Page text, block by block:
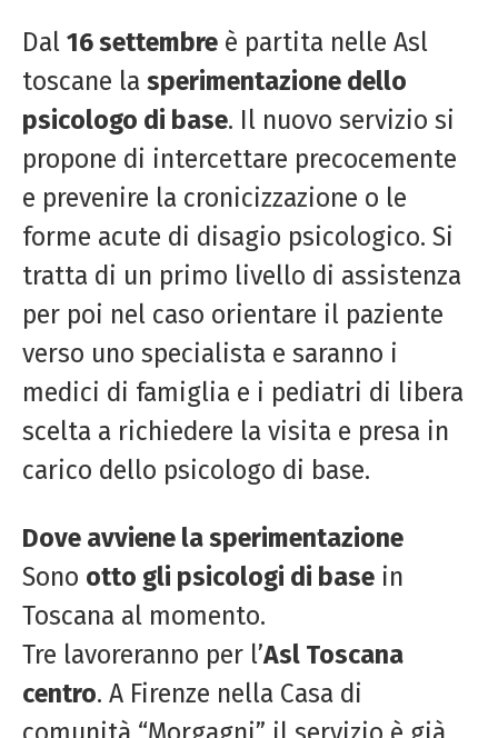
Dal 16 settembre è partita nelle Asl
toscane la sperimentazione dello
psicologo di base. Il nuovo servizio si
propone di intercettare precocemente
e prevenire la cronicizzazione o le
forme acute di disagio psicologico. Si
tratta di un primo livello di assistenza
per poi nel caso orientare il paziente
verso uno specialista e saranno i
medici di famiglia e i pediatri di libera
scelta a richiedere la visita e presa in
carico dello psicologo di base.
Dove avviene la sperimentazione
Sono otto gli psicologi di base in
Toscana al momento.
Tre lavoreranno per l’Asl Toscana
centro. A Firenze nella Casa di